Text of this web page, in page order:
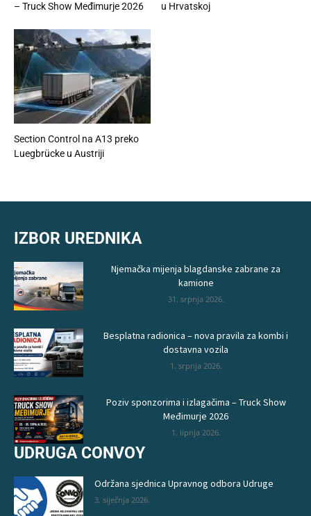
– Truck Show Međimurje 2026
u Hrvatskoj
Section Control na A13 preko
Luegbrücke u Austriji
IZBOR UREDNIKA
Njemačka mijenja blagdanske zabrane za
kamione
31. srpnja 2026.
Besplatna radionica – nova pravila za kombi i
dostavna vozila
1. srpnja 2026.
Poziv sponzorima i izlagačima – Truck Show
Međimurje 2026
1. lipnja 2026.
UDRUGA CONVOY
Održana sjednica Upravnog odbora Udruge
3. siječnja 2026.